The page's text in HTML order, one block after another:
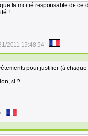
la moitié responsable de ce
!
2011 19:48:54
pour justifier (à
si ?